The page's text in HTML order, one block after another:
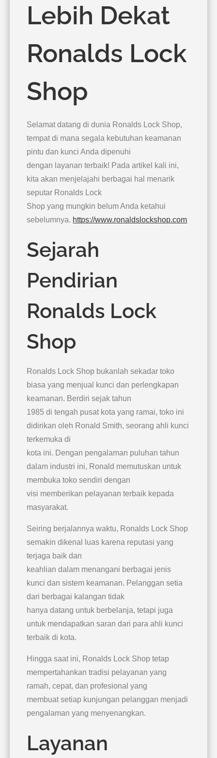
Lebih Dekat
Ronalds Lock
Shop
Selamat datang di dunia Ronalds Lock Shop,
tempat di mana segala kebutuhan keamanan
pintu dan kunci Anda dipenuhi
dengan layanan terbaik! Pada artikel kali ini,
kita akan menjelajahi berbagai hal menarik
seputar Ronalds Lock
Shop yang mungkin belum Anda ketahui
sebelumnya. https://www.ronaldslockshop.com
Sejarah
Pendirian
Ronalds Lock
Shop
Ronalds Lock Shop bukanlah sekadar toko
biasa yang menjual kunci dan perlengkapan
keamanan. Berdiri sejak tahun
1985 di tengah pusat kota yang ramai, toko ini
didirikan oleh Ronald Smith, seorang ahli kunci
terkemuka di
kota ini. Dengan pengalaman puluhan tahun
dalam industri ini, Ronald memutuskan untuk
membuka toko sendiri dengan
visi memberikan pelayanan terbaik kepada
masyarakat.
Seiring berjalannya waktu, Ronalds Lock Shop
semakin dikenal luas karena reputasi yang
terjaga baik dan
keahlian dalam menangani berbagai jenis
kunci dan sistem keamanan. Pelanggan setia
dari berbagai kalangan tidak
hanya datang untuk berbelanja, tetapi juga
untuk mendapatkan saran dari para ahli kunci
terbaik di kota.
Hingga saat ini, Ronalds Lock Shop tetap
mempertahankan tradisi pelayanan yang
ramah, cepat, dan profesional yang
membuat setiap kunjungan pelanggan menjadi
pengalaman yang menyenangkan.
Layanan